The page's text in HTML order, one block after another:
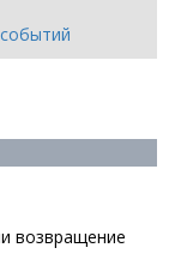
возвращение